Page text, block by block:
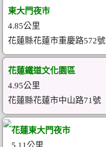
東大門夜市
4.85公里
花蓮縣花蓮市重慶路572號
花蓮鐵道文化園區
4.95公里
花蓮縣花蓮市中山路71號
花蓮東大門夜市